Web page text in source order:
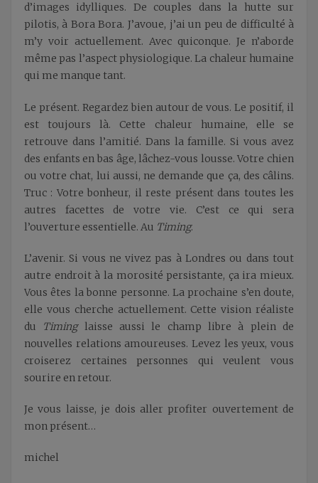
d’images idylliques. De couples dans la hutte sur
pilotis, à Bora Bora. J’avoue, j’ai un peu de difficulté à
m’y voir actuellement. Avec quiconque. Je n’aborde
même pas l’aspect physiologique. La chaleur humaine
qui me manque tant.
Le présent. Regardez bien autour de vous. Le positif, il
est toujours là. Cette chaleur humaine, elle se
retrouve dans l’amitié. Dans la famille. Si vous avez
des enfants en bas âge, lâchez-vous lousse. Votre chien
ou votre chat, lui aussi, ne demande que ça, des câlins.
Truc : Votre bonheur, il reste présent dans toutes les
autres facettes de votre vie. C’est ce qui sera
l’ouverture essentielle. Au Timing.
L’avenir. Si vous ne vivez pas à Londres ou dans tout
autre endroit à la morosité persistante, ça ira mieux.
Vous êtes la bonne personne. La prochaine s’en doute,
elle vous cherche actuellement. Cette vision réaliste
du Timinglaisse aussi le champ libre à plein de
nouvelles relations amoureuses. Levez les yeux, vous
croiserez certaines personnes qui veulent vous
sourire en retour.
Je vous laisse, je dois aller profiter ouvertement de
mon présent…
michel